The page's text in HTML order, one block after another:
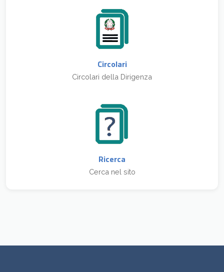
Circolari
Circolari della Dirigenza
Ricerca
Cerca nel sito